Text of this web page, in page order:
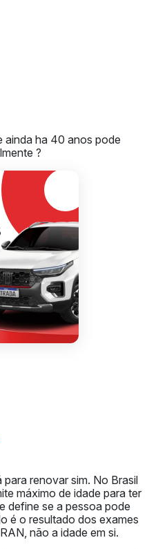
ainda ha 40 anos pode
?
renovar sim. No Brasil
máximo de idade para ter
define se a pessoa pode
é o resultado dos exames
não a idade em si.